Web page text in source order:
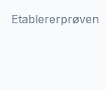
Etablererprøven